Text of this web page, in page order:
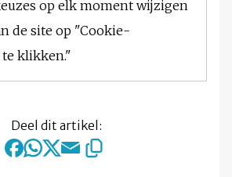
op elk moment wijzigen
de site op "Cookie-
klikken."
Deel dit artikel: